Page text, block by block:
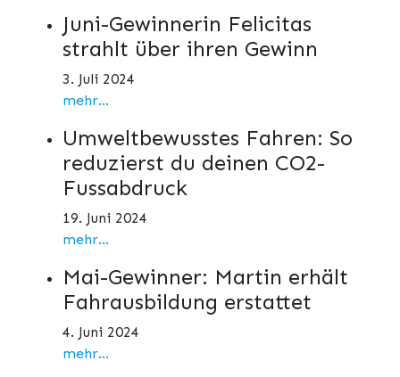
Juni-Gewinnerin Felicitas
strahlt über ihren Gewinn
3. Juli 2024
mehr...
Umweltbewusstes Fahren: So
reduzierst du deinen CO2-
Fussabdruck
19. Juni 2024
mehr...
Mai-Gewinner: Martin erhält
Fahrausbildung erstattet
4. Juni 2024
mehr...